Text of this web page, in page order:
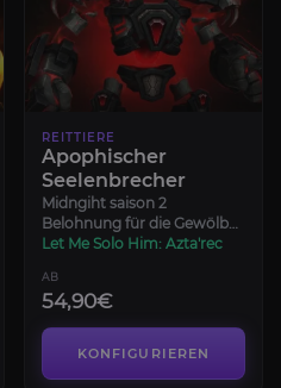
REITTIERE
Apophischer
Seelenbrecher
Midngiht saison 2
Belohnung für die Gewölbe
des Berges
Let Me Solo Him: Azta'rec
AB
54,90€
KONFIGURIEREN